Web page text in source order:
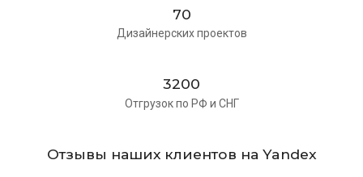
70
Дизайнерских проектов
3200
Отгрузок по РФ и СНГ
Отзывы наших клиентов на Yandex